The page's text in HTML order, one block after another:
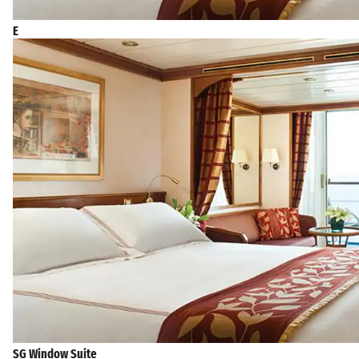
E
SG Window Suite